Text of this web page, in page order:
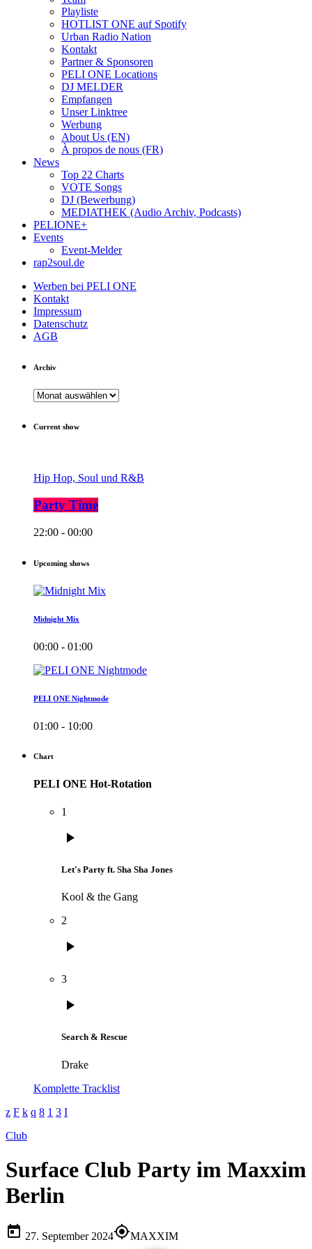
Playliste
HOTLIST ONE auf Spotify
Urban Radio Nation
Kontakt
Partner & Sponsoren
PELI ONE Locations
DJ MELDER
Empfangen
Unser Linktree
Werbung
About Us (EN)
À propos de nous (FR)
News
Top 22 Charts
VOTE Songs
DJ (Bewerbung)
MEDIATHEK (Audio Archiv, Podcasts)
PELIONE+
Events
Event-Melder
rap2soul.de
Werben bei PELI ONE
Kontakt
Impressum
Datenschutz
AGB
Archiv
Archiv
Current show
Hip Hop, Soul und R&B
Party Time
22:00 - 00:00
Upcoming shows
Midnight Mix
00:00 - 01:00
PELI ONE Nightmode
01:00 - 10:00
Chart
PELI ONE Hot-Rotation
1
play_arrow
Let's Party ft. Sha Sha Jones
Kool & the Gang
2
play_arrow
3
play_arrow
Search & Rescue
Drake
Komplette Tracklist
Club
Surface Club Party im Maxxim
Berlin
today 27. September 2024my_locationMAXXIM